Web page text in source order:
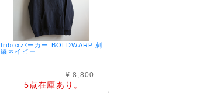
triboxパーカー BOLDWARP 刺
繍ネイビー
¥ 8,800
5点在庫あり。